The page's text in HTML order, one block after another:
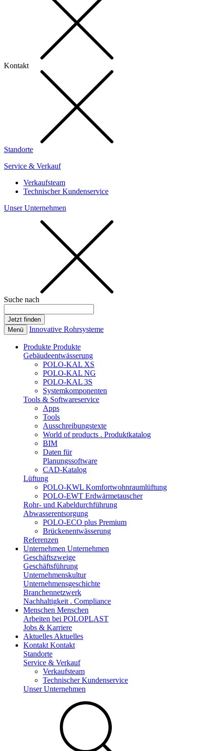
Kontakt
Standorte
Service & Verkauf
Verkaufsteam
Technischer Kundenservice
Unser Unternehmen
Suche nach
Menü Innovative Rohrsysteme
Produkte Produkte
Gebäudeentwässerung
POLO-KAL XS
POLO-KAL NG
POLO-KAL 3S
Systemkomponenten
Tools & Softwareservice
Apps
Tools
Ausschreibungstexte
World of products . Produktkatalog
BIM
Daten für
Planungssoftware
CAD-Katalog
Lüftung
POLO-KWL Komfortwohnraumlüftung
POLO-EWT Erdwärmetauscher
Rohr- und Kabeldurchführung
Abwasserentsorgung
POLO-ECO plus Premium
Brückenentwässerung
Referenzen
Unternehmen Unternehmen
Geschäftszweige
Geschäftsführung
Unternehmenskultur
Unternehmensgeschichte
Branchennetzwerk
Nachhaltigkeit . Compliance
Menschen Menschen
Arbeiten bei POLOPLAST
Jobs & Karriere
Aktuelles Aktuelles
Kontakt Kontakt
Standorte
Service & Verkauf
Verkaufsteam
Technischer Kundenservice
Unser Unternehmen